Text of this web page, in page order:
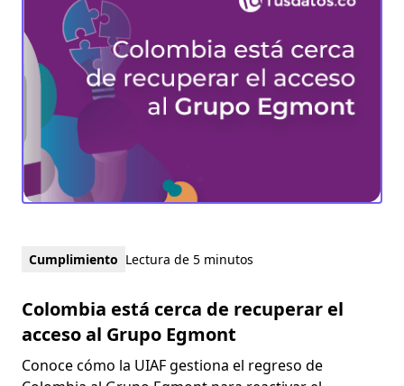
Cumplimiento Lectura de 5 minutos
Colombia está cerca de recuperar el
acceso al Grupo Egmont
Conoce cómo la UIAF gestiona el regreso de